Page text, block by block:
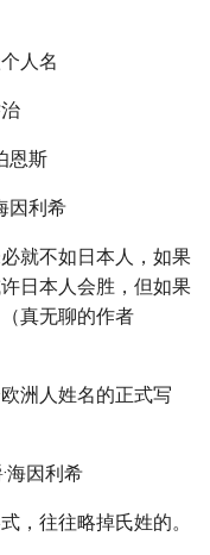
人名
恩斯
因利希
就不如日本人，如果
日本人会胜，但如果
真无聊的作者
洲人姓名的正式写
海因利希
，往往略掉氏姓的。